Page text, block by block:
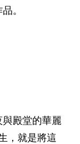
。
殿堂的華麗
，就是將這